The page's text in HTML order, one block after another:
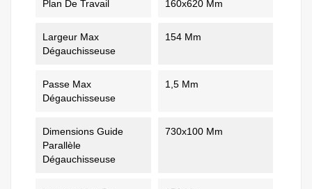
Plan De Travail 160x620 Mm
Largeur Max
Dégauchisseuse
154 Mm
Passe Max
Dégauchisseuse
1,5 Mm
Dimensions Guide
Parallèle
Dégauchisseuse
730x100 Mm